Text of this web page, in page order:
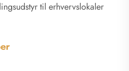
til erhvervslokaler